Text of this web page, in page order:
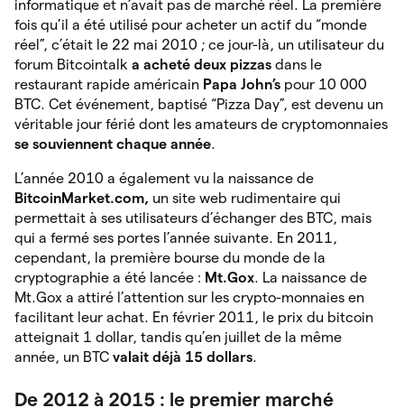
informatique et n’avait pas de marché réel. La première
fois qu’il a été utilisé pour acheter un actif du “monde
réel”, c’était le 22 mai 2010 ; ce jour-là, un utilisateur du
forum Bitcointalk a acheté deux pizzas dans le
restaurant rapide américain Papa John’s pour 10 000
BTC. Cet événement, baptisé “Pizza Day”, est devenu un
véritable jour férié dont les amateurs de cryptomonnaies
se souviennent chaque année.
L’année 2010 a également vu la naissance de
BitcoinMarket.com, un site web rudimentaire qui
permettait à ses utilisateurs d’échanger des BTC, mais
qui a fermé ses portes l’année suivante. En 2011,
cependant, la première bourse du monde de la
cryptographie a été lancée : Mt.Gox. La naissance de
Mt.Gox a attiré l’attention sur les crypto-monnaies en
facilitant leur achat. En février 2011, le prix du bitcoin
atteignait 1 dollar, tandis qu’en juillet de la même
année, un BTC valait déjà 15 dollars.
De 2012 à 2015 : le premier marché